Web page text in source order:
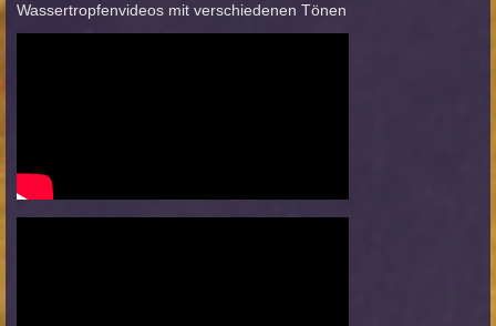
Wassertropfenvideos mit verschiedenen Tönen